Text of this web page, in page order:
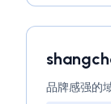
品牌感强的